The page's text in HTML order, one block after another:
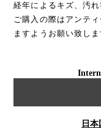
経年によるキズ、汚れ
ご購入の際はアンテ
ますようお願い致しま
日